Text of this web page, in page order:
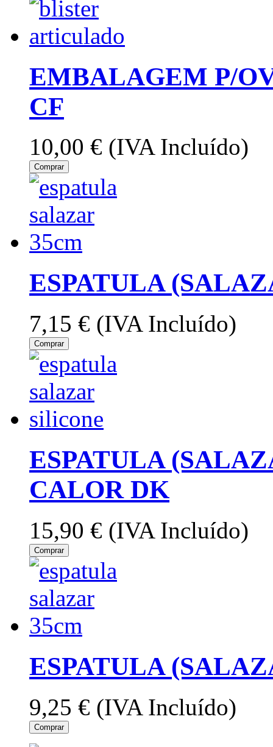
EMBALAGEM P/
CF
10,00 € (IVA Incluído)
Comprar
ESPATULA
7,15 € (IVA Incluído)
Comprar
ESPATULA
CALOR DK
15,90 € (IVA Incluído)
Comprar
ESPATULA
9,25 € (IVA Incluído)
Comprar